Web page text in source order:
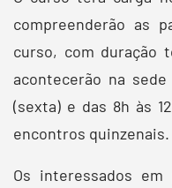
compreenderão as
curso, com duração
acontecerão na sede
(sexta) e das 8h às
encontros quinzenais.
Os interessados